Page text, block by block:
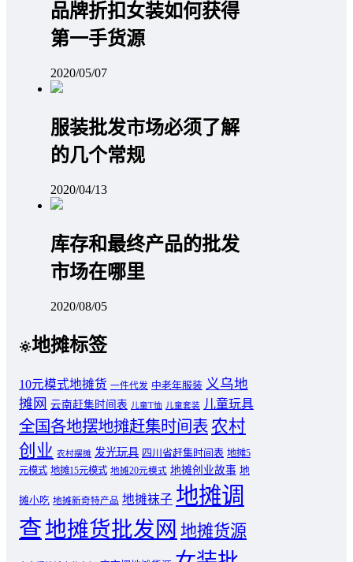
品牌折扣女装如何获得
第一手货源
2020/05/07
服装批发市场必须了解
的几个常规
2020/04/13
库存和最终产品的批发
市场在哪里
2020/08/05
地摊标签
10元模式地摊货 一件代发 中老年服装 义乌地
摊网 云南赶集时间表 儿童T恤 儿童套装 儿童玩具
全国各地摆地摊赶集时间表 农村
创业 农村摆摊 发光玩具 四川省赶集时间表 地摊5
元模式 地摊15元模式 地摊20元模式 地摊创业故事 地
摊小吃 地摊新奇特产品 地摊袜子 地摊调
查地摊货批发网 地摊货源